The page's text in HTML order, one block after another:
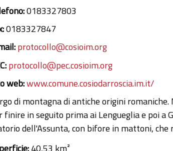
0183327803
0183327847
protocollo@cosioim.org
protocollo@pec.cosioim.org
web:www.comune.cosiodarroscia.im.it/
di montagna di antiche origini
finire in seguito prima ai Lengueglia e poi a
dell'Assunta, con bifore in mattoni, che
40,53 km²